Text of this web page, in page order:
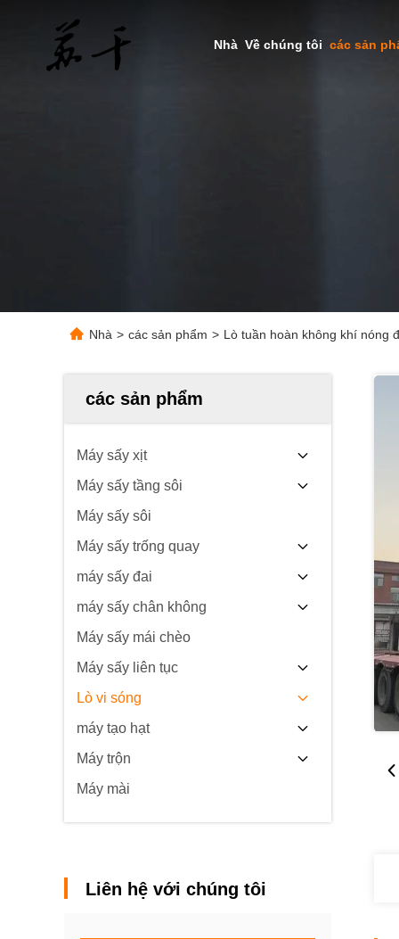
Nhà Về chúng tôi các sản
Nhà > các sản phẩm > Lò tuần hoàn không khí nóng
các sản phẩm
Máy sấy xịt
Máy sấy tầng sôi
Máy sấy sôi
Máy sấy trống quay
máy sấy đai
máy sấy chân không
Máy sấy mái chèo
Máy sấy liên tục
Lò vi sóng
máy tạo hạt
Máy trộn
Máy mài
Liên hệ với chúng tôi